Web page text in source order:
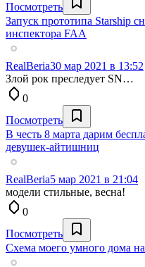
Посмотреть
Запуск прототипа Starship
инспектора FAA
RealBeria30 мар 2021 в 13:52
Злой рок преследует SN…
0
Посмотреть
В честь 8 марта дарим
девушек-айтишниц
RealBeria5 мар 2021 в 21:04
модели стильные, весна!
0
Посмотреть
Схема моего умного дома на